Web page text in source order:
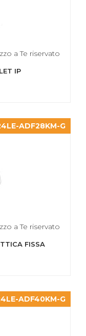
a Te riservato
IP
ADF28KM-G
a Te riservato
FISSA
ADF40KM-G